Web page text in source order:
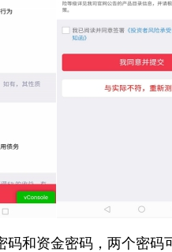
码和资金密码，两个密